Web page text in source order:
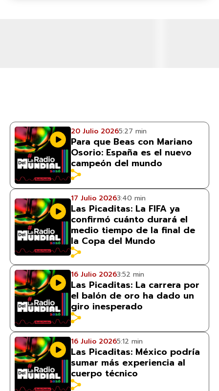
20 Julio 20265:27 min
Para que Beas con Mariano
Osorio: España es el nuevo
campeón del mundo
17 Julio 20263:40 min
Las Picaditas: La FIFA ya
confirmó cuánto durará el
medio tiempo de la final de
la Copa del Mundo
16 Julio 20263:52 min
Las Picaditas: La carrera por
el balón de oro ha dado un
giro inesperado
16 Julio 20265:12 min
Las Picaditas: México podría
sumar más experiencia al
cuerpo técnico